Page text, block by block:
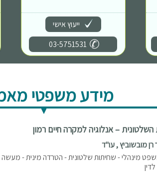
ייעוץ אישי
03-5751531
מידע משפטי
– אנלוגיה למקרה חיים רמון
מובשוביץ , עו"ד
מינהלי - שחיתות שלטונית - הטרדה מינית - מעשה